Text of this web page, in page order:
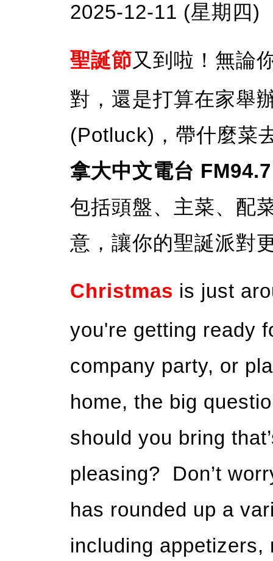
2025-12-11 (星期四)
聖誕節又到啦！無論
對，還是打算在家舉
(Potluck)，帶什麼菜
拿大中文電台
包括頭盤、主菜、配
意，讓你的聖誕派對
Christmas is just
you're getting ready
company party, or
home, the big
should you bring
pleasing? Don’t
has rounded up a
including